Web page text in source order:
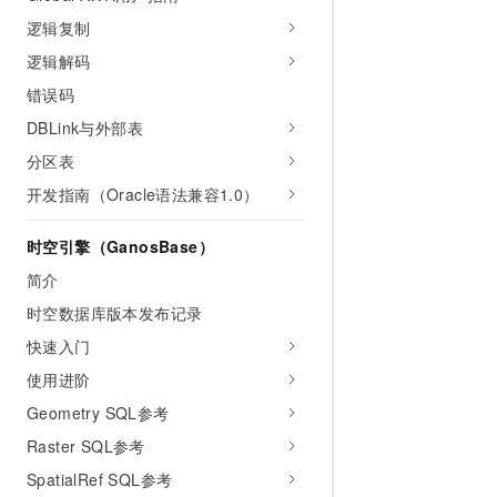
逻辑复制
逻辑解码
错误码
DBLink与外部表
分区表
开发指南（Oracle语法兼容1.0）
时空引擎（GanosBase）
简介
时空数据库版本发布记录
快速入门
使用进阶
Geometry SQL参考
Raster SQL参考
SpatialRef SQL参考